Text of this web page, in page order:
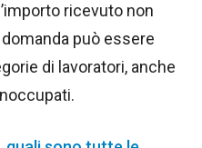
ricevuto non
può essere
di lavoratori, anche